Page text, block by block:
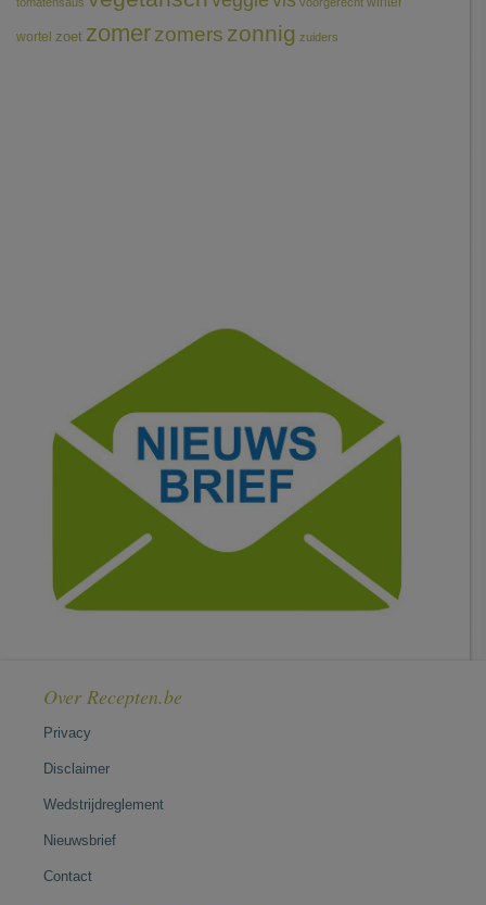
wortel zoet zomerzomers zonnig zuiders
Over Recepten.be
Privacy
Disclaimer
Wedstrijdreglement
Nieuwsbrief
Contact